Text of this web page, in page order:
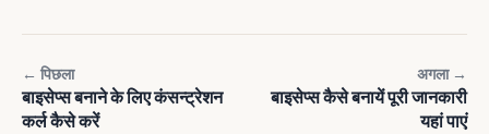
← पिछला
बाइसेप्स बनाने के लिए कंसन्ट्रेशन
कर्ल कैसे करें
अगला →
बाइसेप्स कैसे बनायें पूरी जानकारी
यहां पाएं